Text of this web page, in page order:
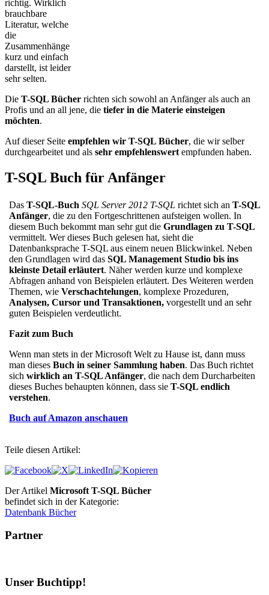
richtig. Wirklich
brauchbare
Literatur, welche
die
Zusammenhänge
kurz und einfach
darstellt, ist leider
sehr selten.
Die T-SQL Bücher richten sich sowohl an Anfänger als auch an
Profis und an all jene, die tiefer in die Materie einsteigen
möchten.
Auf dieser Seite empfehlen wir T-SQL Bücher, die wir selber
durchgearbeitet und als sehr empfehlenswert empfunden haben.
T-SQL Buch für Anfänger
Das T-SQL-Buch SQL Server 2012 T-SQL richtet sich an T-SQL
Anfänger, die zu den Fortgeschrittenen aufsteigen wollen. In
diesem Buch bekommt man sehr gut die Grundlagen zu T-SQL
vermittelt. Wer dieses Buch gelesen hat, sieht die
Datenbanksprache T-SQL aus einem neuen Blickwinkel. Neben
den Grundlagen wird das SQL Management Studio bis ins
kleinste Detail erläutert. Näher werden kurze und komplexe
Abfragen anhand von Beispielen erläutert. Des Weiteren werden
Themen, wie Verschachtelungen, komplexe Prozeduren,
Analysen, Cursor und Transaktionen, vorgestellt und an sehr
guten Beispielen verdeutlicht.
Fazit zum Buch
Wenn man stets in der Microsoft Welt zu Hause ist, dann muss
man dieses Buch in seiner Sammlung haben. Das Buch richtet
sich wirklich an T-SQL Anfänger, die nach dem Durcharbeiten
dieses Buches behaupten können, dass sie T-SQL endlich
verstehen.
Buch auf Amazon anschauen
Teile diesen Artikel:
Der Artikel Microsoft T-SQL Bücher
befindet sich in der Kategorie:
Datenbank Bücher
Partner
Unser Buchtipp!